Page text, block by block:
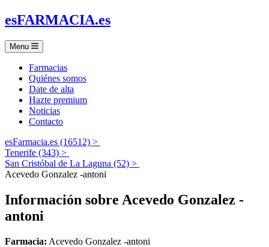
esFARMACIA.es
Menu
Farmacias
Quiénes somos
Date de alta
Hazte premium
Noticias
Contacto
esFarmacia.es (16512) >
Tenerife (343) >
San Cristóbal de La Laguna (52) >
Acevedo Gonzalez -antoni
Información sobre Acevedo Gonzalez -
antoni
Farmacia: Acevedo Gonzalez -antoni